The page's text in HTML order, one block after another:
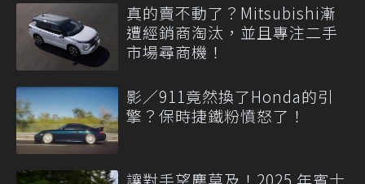
真的賣不動了？Mitsubishi漸
遭經銷商淘汰，並且專注二手
市場尋商機！
影／911竟然換了Honda的引
擎？保時捷鐵粉憤怒了！